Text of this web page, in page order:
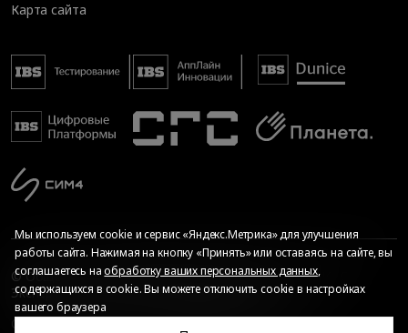
Карта сайта
© Общество с ограниченной ответственностью «ИБС
Экспертиза», 2026. Все права защищены
Мы используем cookie и сервис «Яндекс.Метрика» для улучшения
работы сайта. Нажимая на кнопку «Принять» или оставаясь на сайте, вы
соглашаетесь наобработку ваших персональных данных,
содержащихся в cookie. Вы можете отключить cookie в настройках
вашего браузера